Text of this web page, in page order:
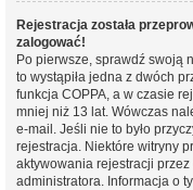
Rejestracja została
zalogować!
Po pierwsze, sprawdź swoją
to wystąpiła jedna z dwóch
funkcja COPPA, a w czasie
mniej niż 13 lat. Wówczas
e-mail. Jeśli nie to było
rejestracja. Niektóre witryny
aktywowania rejestracji
administratora. Informacja o